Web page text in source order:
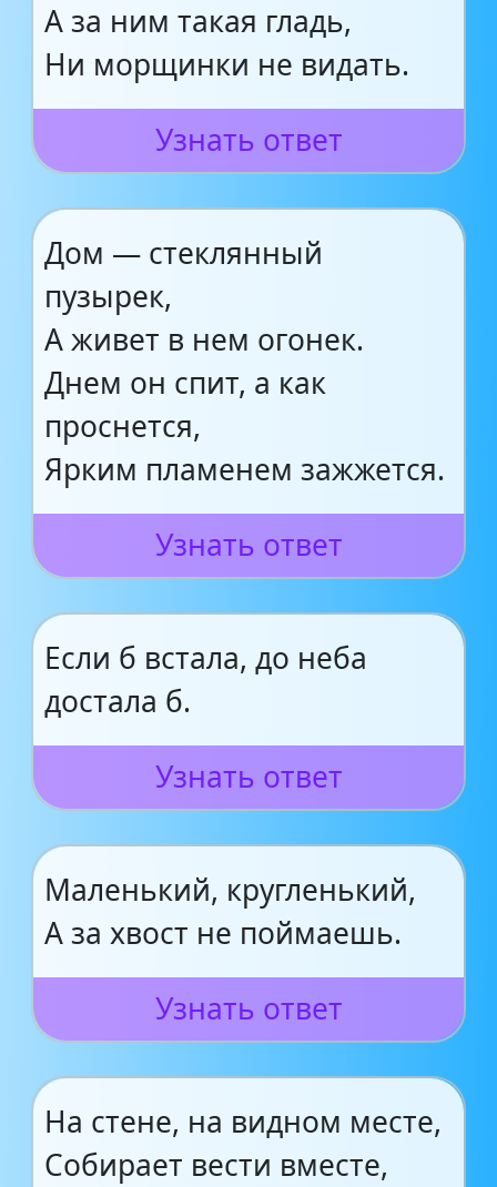
А за ним такая гладь,
Ни морщинки не видать.
Узнать ответ
Дом — стеклянный
пузырек,
А живет в нем огонек.
Днем он спит, а как
проснется,
Ярким пламенем зажжется.
Узнать ответ
Если б встала, до неба
достала б.
Узнать ответ
Маленький, кругленький,
А за хвост не поймаешь.
Узнать ответ
На стене, на видном месте,
Собирает вести вместе,